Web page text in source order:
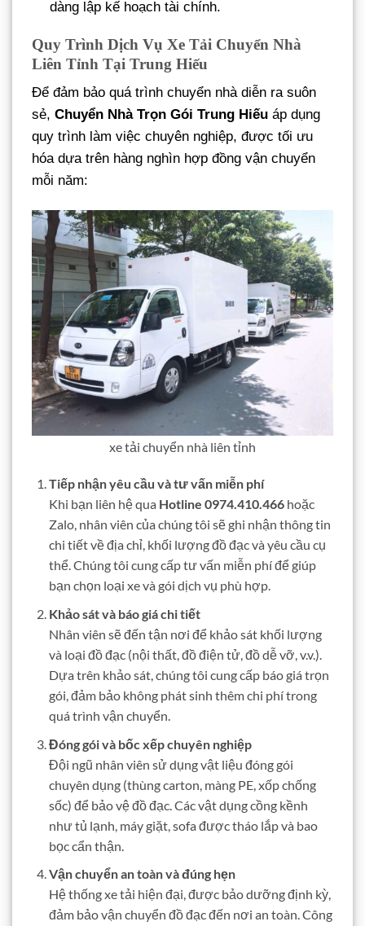
dàng lập kế hoạch tài chính.
Quy Trình Dịch Vụ Xe Tải Chuyển Nhà
Liên Tỉnh Tại Trung Hiếu
Để đảm bảo quá trình chuyển nhà diễn ra suôn
sẻ, Chuyển Nhà Trọn Gói Trung Hiếu áp dụng
quy trình làm việc chuyên nghiệp, được tối ưu
hóa dựa trên hàng nghìn hợp đồng vận chuyển
mỗi năm:
xe tải chuyển nhà liên tỉnh
Tiếp nhận yêu cầu và tư vấn miễn phí
Khi bạn liên hệ qua Hotline 0974.410.466hoặc
Zalo, nhân viên của chúng tôi sẽ ghi nhận thông tin
chi tiết về địa chỉ, khối lượng đồ đạc và yêu cầu cụ
thể. Chúng tôi cung cấp tư vấn miễn phí để giúp
bạn chọn loại xe và gói dịch vụ phù hợp.
Khảo sát và báo giá chi tiết
Nhân viên sẽ đến tận nơi để khảo sát khối lượng
và loại đồ đạc (nội thất, đồ điện tử, đồ dễ vỡ, v.v.).
Dựa trên khảo sát, chúng tôi cung cấp báo giá trọn
gói, đảm bảo không phát sinh thêm chi phí trong
quá trình vận chuyển.
Đóng gói và bốc xếp chuyên nghiệp
Đội ngũ nhân viên sử dụng vật liệu đóng gói
chuyên dụng (thùng carton, màng PE, xốp chống
sốc) để bảo vệ đồ đạc. Các vật dụng cồng kềnh
như tủ lạnh, máy giặt, sofa được tháo lắp và bao
bọc cẩn thận.
Vận chuyển an toàn và đúng hẹn
Hệ thống xe tải hiện đại, được bảo dưỡng định kỳ,
đảm bảo vận chuyển đồ đạc đến nơi an toàn. Công